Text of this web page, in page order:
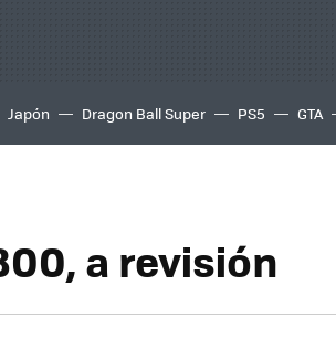
Japón Dragon Ball Super PS5 GTA
a revisión